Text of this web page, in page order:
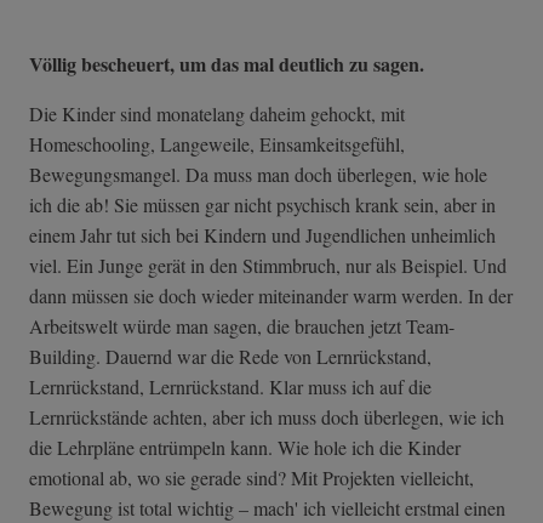
Völlig bescheuert, um das mal deutlich zu sagen.
Die Kinder sind monatelang daheim gehockt, mit
Homeschooling, Langeweile, Einsamkeitsgefühl,
Bewegungsmangel. Da muss man doch überlegen, wie hole
ich die ab! Sie müssen gar nicht psychisch krank sein, aber in
einem Jahr tut sich bei Kindern und Jugendlichen unheimlich
viel. Ein Junge gerät in den Stimmbruch, nur als Beispiel. Und
dann müssen sie doch wieder miteinander warm werden. In der
Arbeitswelt würde man sagen, die brauchen jetzt Team-
Building. Dauernd war die Rede von Lernrückstand,
Lernrückstand, Lernrückstand. Klar muss ich auf die
Lernrückstände achten, aber ich muss doch überlegen, wie ich
die Lehrpläne entrümpeln kann. Wie hole ich die Kinder
emotional ab, wo sie gerade sind? Mit Projekten vielleicht,
Bewegung ist total wichtig – mach' ich vielleicht erstmal einen